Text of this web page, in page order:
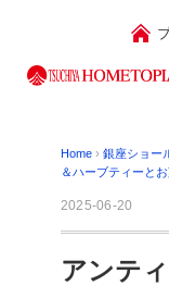
Home › 銀座ショー
＆ハーブティーと
2025-06-20
アンテ